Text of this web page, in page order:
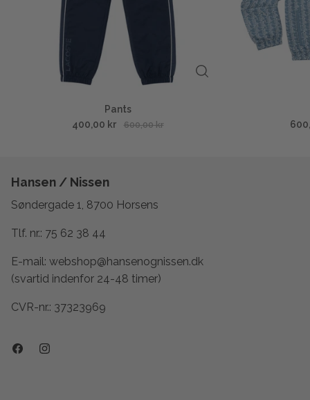
Pants
400,00 kr
600,00 kr
Hansen / Nissen
Søndergade 1, 8700 Horsens
Tlf. nr.: 75 62 38 44
E-mail: webshop@hansenognissen.dk
(svartid indenfor 24-48 timer)
CVR-nr.: 37323969